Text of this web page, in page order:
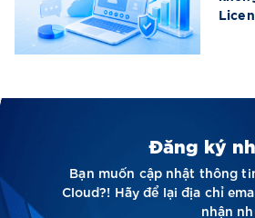
Đăng ký
Bạn muốn cập nhật thông
Cloud?! Hãy để lại địa chỉ
nhận